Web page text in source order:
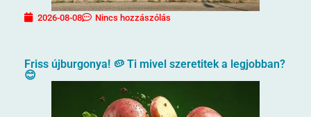
2026-08-08 Nincs hozzászólás
Friss újburgonya! 🥔 Ti mivel szeretitek a legjobban?
😊